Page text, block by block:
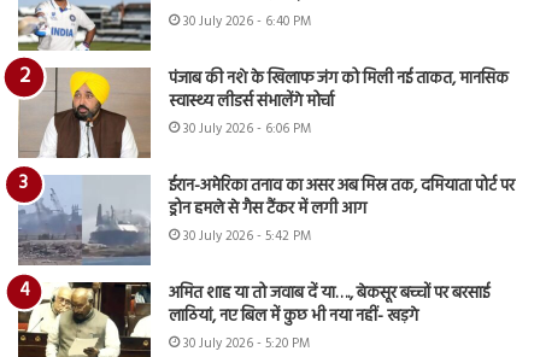
30 July 2026 - 6:40 PM
पंजाब की नशे के खिलाफ जंग को मिली नई ताकत, मानसिक
स्वास्थ्य लीडर्स संभालेंगे मोर्चा
30 July 2026 - 6:06 PM
ईरान-अमेरिका तनाव का असर अब मिस्र तक, दमियाता पोर्ट पर
ड्रोन हमले से गैस टैंकर में लगी आग
30 July 2026 - 5:42 PM
अमित शाह या तो जवाब दें या…., बेकसूर बच्चों पर बरसाई
लाठियां, नए बिल में कुछ भी नया नहीं- खड़गे
30 July 2026 - 5:20 PM